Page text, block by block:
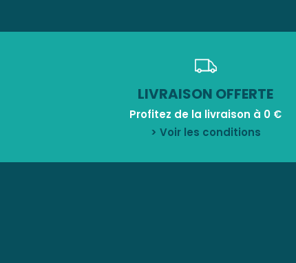
LIVRAISON OFFERTE
Profitez de la livraison à 0 €
> Voir les conditions